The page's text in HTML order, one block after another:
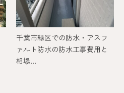
千葉市緑区での防水・アスフ
ァルト防水の防水工事費用と
相場...